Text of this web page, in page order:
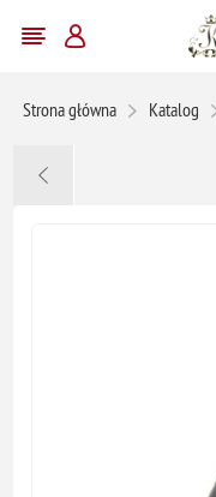
Strona główna Katalog